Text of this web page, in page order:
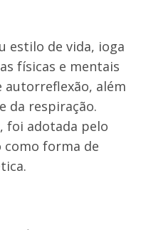
estilo de vida, ioga
físicas e mentais
autorreflexão, além
da respiração.
foi adotada pelo
como forma de